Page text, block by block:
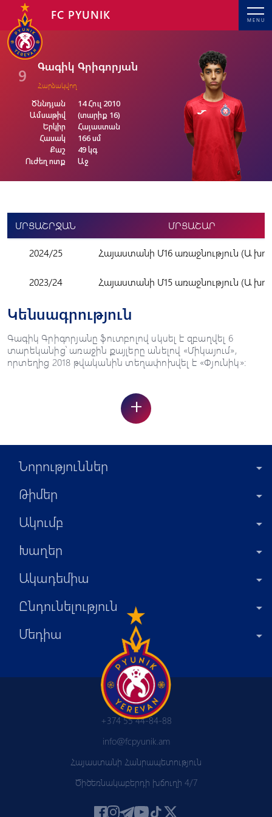
MENU
FC PYUNIK
9 Գագիկ Գրիգորյան
Հարձակվող
Ծննդյան
Ամսաթիվ
Երկիր
Հասակ
Քաշ
Ուժեղ ոտք
14 Հուլ 2010
(տարիք 16)
Հայաստան
166 սմ
49 կգ
Աջ
ՄՐՑԱՇՐՋԱՆ ՄՐՑԱՇԱՐ
2024/25 Հայաստանի Մ16 առաջնություն (Ա
2023/24 Հայաստանի Մ15 առաջնություն (Ա
Կենսագրություն
Գագիկ Գրիգորյանը ֆուտբոլով սկսել է զբաղվել 6
տարեկանից՝ առաջին քայլերը անելով «Միկայում»,
որտեղից 2018 թվականին տեղափոխվել է «Փյունիկ»:
+
Նորություններ
Թիմեր
Ակումբ
Խաղեր
Ակադեմիա
Ընդունելություն
Մեդիա
+374 55 44-84-88
info@fcpyunik.am
Հայաստանի Հանրապետություն
Ծիծեռնակաբերդի խճուղի 4/7